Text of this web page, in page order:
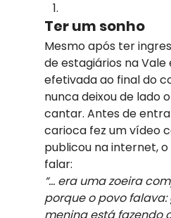
Ter um sonho
Mesmo após ter
de estagiários na Vale
efetivada ao final do
nunca deixou de lado
cantar. Antes de
carioca fez um vídeo
publicou na internet,
falar:
“… era uma zoeira
porque o povo falava: